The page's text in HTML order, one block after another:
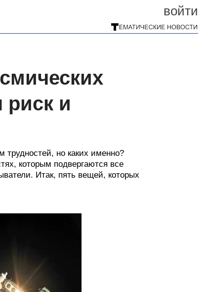
войти
риск и
но каких именно?
которым подвергаются все
Итак, пять вещей, которых